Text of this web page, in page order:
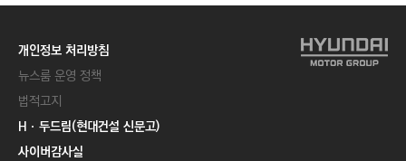
개인정보 처리방침
뉴스룸 운영 정책
법적고지
Hㆍ두드림(현대건설 신문고)
사이버감사실